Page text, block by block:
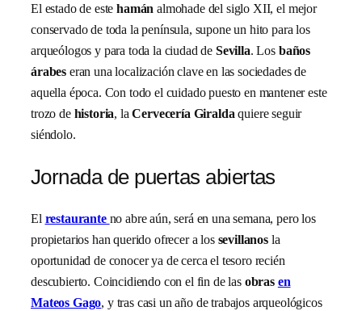
El estado de estehamánalmohade del siglo XII, el mejor
conservado de toda la península, supone un hito para los
arqueólogos y para toda la ciudad de Sevilla. Los baños
árabes eran una localización clave en las sociedades de
aquella época. Con todo el cuidado puesto en mantener este
trozo de historia, laCervecería Giralda quiere seguir
siéndolo.
Jornada de puertas abiertas
El restaurante no abre aún, será en una semana, pero los
propietarios han querido ofrecer a los sevillanos la
oportunidad de conocer ya de cerca el tesoro recién
descubierto. Coincidiendo con el fin de las obras en
Mateos Gago, y tras casi un año de trabajos arqueológicos